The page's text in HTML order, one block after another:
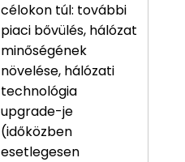
célokon túl: további
piaci bővülés, hálózat
minőségének
növelése, hálózati
technológia
upgrade-je
(időközben
esetlegesen